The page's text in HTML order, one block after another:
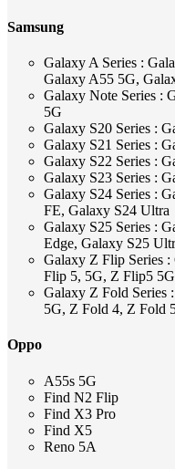
Samsung
Galaxy A Series :
Galaxy A55 5G,
Galaxy Note Series :
5G
Galaxy S20 Series :
Galaxy S21 Series :
Galaxy S22 Series :
Galaxy S23 Series :
Galaxy S24 Series :
FE, Galaxy S24 Ultra
Galaxy S25 Series :
Edge, Galaxy S25
Galaxy Z Flip Series
Flip 5, 5G, Z Flip5
Galaxy Z Fold Series
5G, Z Fold 4, Z Fold
Oppo
A55s 5G
Find N2 Flip
Find X3 Pro
Find X5
Reno 5A